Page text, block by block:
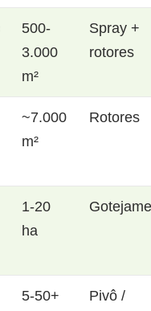
500-
3.000
m²
Spray +
rotores
~7.000
m²
Rotores
1-20
ha
5-50+
Pivô /